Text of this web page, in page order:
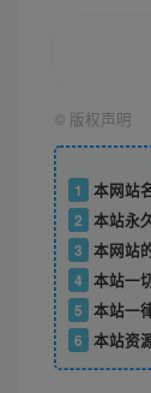
© 版权声明
1 本网站
2 本站永
3 本网站
4 本站一
5 本站一
6 本站资